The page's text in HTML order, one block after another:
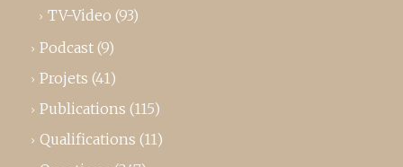
TV-Video (93)
Podcast (9)
Projets (41)
Publications (115)
Qualifications (11)